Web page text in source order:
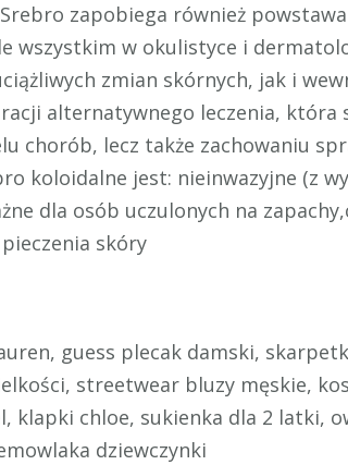
zapobiega również
wszystkim w okulistyce i
zmian skórnych, jak i
alternatywnego leczenia, która
chorób, lecz także zachowaniu
koloidalne jest: nieinwazyjne (z
dla osób uczulonych na
skóry
guess plecak damski,
streetwear bluzy męskie,
klapki chloe, sukienka dla 2 latki,
dziewczynki